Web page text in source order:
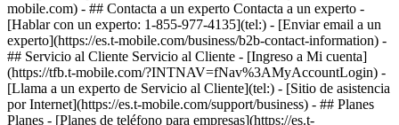
- ## Contacta a un experto Contacta a un experto -
[Hablar con un experto: 1-855-977-4135](tel:) - [Enviar email a un
experto](https://es.t-mobile.com/business/b2b-contact-information) -
## Servicio al Cliente Servicio al Cliente - [Ingreso a Mi cuenta]
(https://tfb.t-mobile.com/?INTNAV=fNav%3AMyAccountLogin) -
[Llama a un experto de Servicio al Cliente](tel:) - [Sitio de asistencia
por Internet](https://es.t-mobile.com/support/business) - ## Planes
Planes - [Planes de teléfono para empresas](https://es.t-